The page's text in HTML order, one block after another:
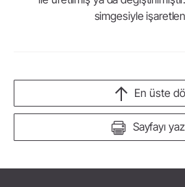
simgesiyle
Sayfayı
En üste